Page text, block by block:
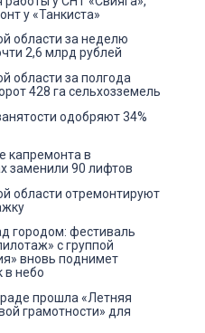
у «Танкиста»
области за неделю
2,6 млрд рублей
области за полгода
428 га сельхозземель
одобряют 34%
капремонта в
заменили 90 лифтов
области отремонтируют
городом: фестиваль
с группой
вновь поднимет
в небо
прошла «Летняя
грамотности» для